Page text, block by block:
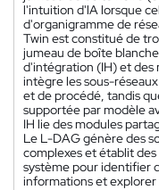
l'intuition d'lA lorsque
d'organigramme de
Twin est constitué de
jumeau de boîte
d'intégration (IH) et des
intègre les sous-
et de procédé, tandis
supportée par modèle
IH lie des modules
Le L-DAG génère des
complexes et établit
système pour identifier
informations et explorer